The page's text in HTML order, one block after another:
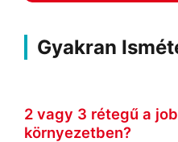
Gyakran
2 vagy 3 rétegű a
környezetben?